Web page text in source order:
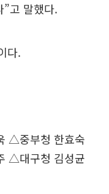
”고 말했다.
다.
△중부청 한효숙
△대구청 김성균